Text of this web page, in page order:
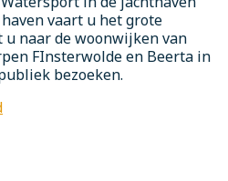
vaart u het grote
naar de woonwijken van
FInsterwolde en Beerta in
bezoeken.